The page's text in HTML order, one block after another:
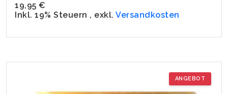
19,95 €
Inkl. 19% Steuern , exkl. Versandkosten
ANGEBOT